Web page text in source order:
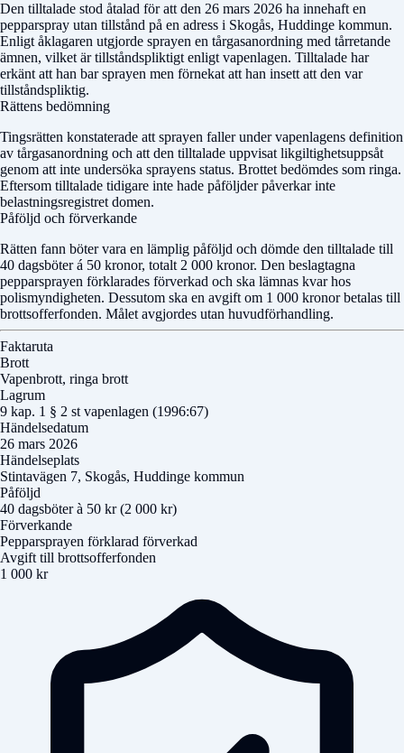
Den tilltalade stod åtalad för att den 26 mars 2026 ha innehaft en
pepparspray utan tillstånd på en adress i Skogås, Huddinge kommun.
Enligt åklagaren utgjorde sprayen en tårgasanordning med tårretande
ämnen, vilket är tillståndspliktigt enligt vapenlagen. Tilltalade har
erkänt att han bar sprayen men förnekat att han insett att den var
tillståndspliktig.
Rättens bedömning
Tingsrätten konstaterade att sprayen faller under vapenlagens definition
av tårgasanordning och att den tilltalade uppvisat likgiltighetsuppsåt
genom att inte undersöka sprayens status. Brottet bedömdes som ringa.
Eftersom tilltalade tidigare inte hade påföljder påverkar inte
belastningsregistret domen.
Påföljd och förverkande
Rätten fann böter vara en lämplig påföljd och dömde den tilltalade till
40 dagsböter á 50 kronor, totalt 2 000 kronor. Den beslagtagna
pepparsprayen förklarades förverkad och ska lämnas kvar hos
polismyndigheten. Dessutom ska en avgift om 1 000 kronor betalas till
brottsofferfonden. Målet avgjordes utan huvudförhandling.
Faktaruta
Brott
Vapenbrott, ringa brott
Lagrum
9 kap. 1 § 2 st vapenlagen (1996:67)
Händelsedatum
26 mars 2026
Händelseplats
Stintavägen 7, Skogås, Huddinge kommun
Påföljd
40 dagsböter à 50 kr (2 000 kr)
Förverkande
Pepparsprayen förklarad förverkad
Avgift till brottsofferfonden
1 000 kr